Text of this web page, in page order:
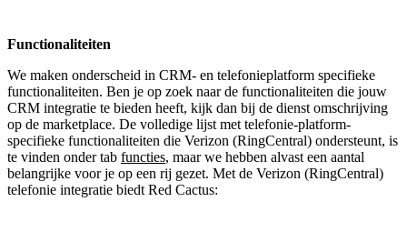
Functionaliteiten
We maken onderscheid in CRM- en telefonieplatform specifieke
functionaliteiten. Ben je op zoek naar de functionaliteiten die jouw
CRM integratie te bieden heeft, kijk dan bij de dienst omschrijving
op de marketplace. De volledige lijst met telefonie-platform-
specifieke functionaliteiten die Verizon (RingCentral) ondersteunt, is
te vinden onder tab functies, maar we hebben alvast een aantal
belangrijke voor je op een rij gezet. Met de Verizon (RingCentral)
telefonie integratie biedt Red Cactus: